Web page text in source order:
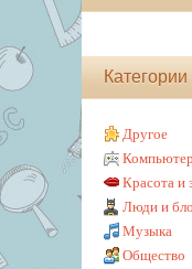
Другое
Красота и
Люди и
Музыка
Общество